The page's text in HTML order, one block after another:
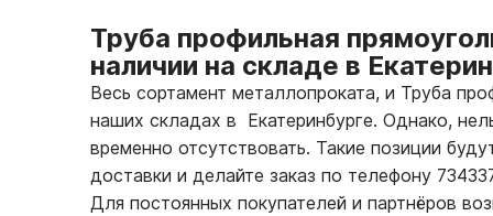
Труба профильная
наличии на складе в
Весь сортамент металлопроката, и Труба
наших складах в Екатеринбурге. Однако,
временно отсутствовать. Такие позиции
доставки и делайте заказ по телефону
Для постоянных покупателей и партнёров